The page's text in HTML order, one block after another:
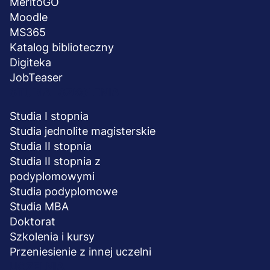
Moodle
MS365
Katalog biblioteczny
Digiteka
JobTeaser
Studia I stopnia
Studia jednolite magisterskie
Studia II stopnia
Studia II stopnia z
podyplomowymi
Studia podyplomowe
Studia MBA
Doktorat
Szkolenia i kursy
Przeniesienie z innej uczelni